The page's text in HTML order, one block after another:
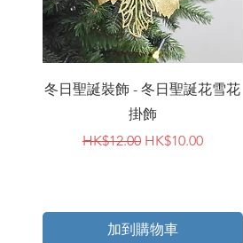
快速瀏覽
冬日聖誕裝飾 - 冬日聖誕花雪花
掛飾
一般價格
HK$12.00 促銷價格
HK$10.00
加到購物車